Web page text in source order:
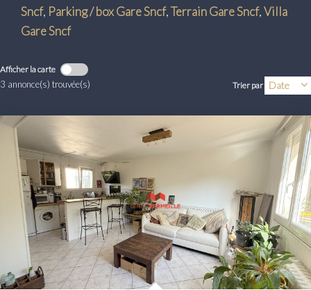
Transaction
Nos Agences
Nous Rejoindre
Nos Actualités
Intranet
ACCÈS CLIENTS
PARRAINAGE
Sncf, Parking / box Gare Sncf,Terrain Gare Sncf,Villa
Gare Sncf
Afficher la carte
3 annonce(s) trouvée(s) Trier par